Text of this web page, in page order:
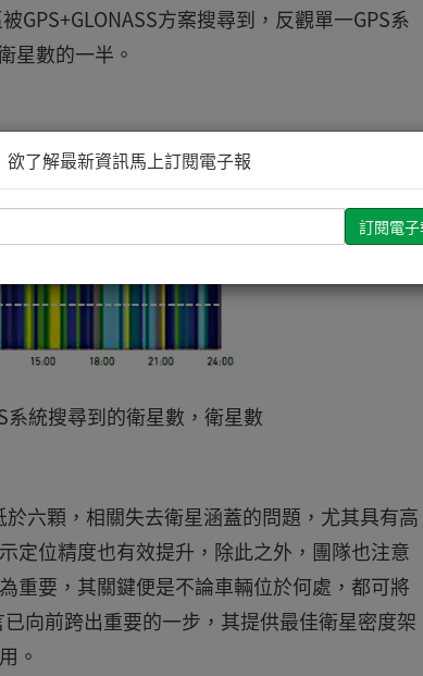
方案搜尋到，反觀單一GPS系
星數的一半。
統搜尋到的衛星數，衛星數
六顆，相關失去衛星涵蓋的問題，尤其具有高
定位精度也有效提升，除此之外，團隊也注意
重要，其關鍵便是不論車輛位於何處，都可將
向前跨出重要的一步，其提供最佳衛星密度架
。
欲了解最新資訊馬上訂閱電子報
輸
您
E-